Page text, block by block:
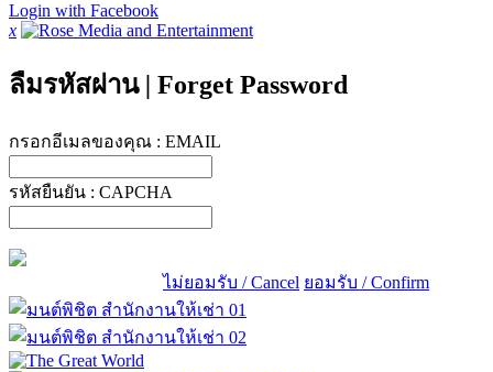
Login with Facebook
x
ลืมรหัสผ่าน | Forget Password
กรอกอีเมลของคุณ : EMAIL
รหัสยืนยัน : CAPCHA
ไม่ยอมรับ / Cancel ยอมรับ / Confirm